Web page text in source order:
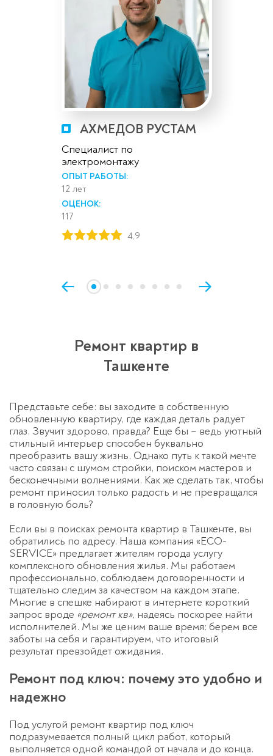
АХМЕДОВ РУСТАМ
Специалист по
электромонтажу
ОПЫТ РАБОТЫ:
12 лет
ОЦЕНОК:
117
4,9
Ремонт квартир в
Ташкенте
Представьте себе: вы заходите в собственную
обновленную квартиру, где каждая деталь радует
глаз. Звучит здорово, правда? Еще бы – ведь уютный
стильный интерьер способен буквально
преобразить вашу жизнь. Однако путь к такой мечте
часто связан с шумом стройки, поиском мастеров и
бесконечными волнениями. Как же сделать так, чтобы
ремонт приносил только радость и не превращался
в головную боль?
Если вы в поисках ремонта квартир в Ташкенте, вы
обратились по адресу. Наша компания «ECO-
SERVICE» предлагает жителям города услугу
комплексного обновления жилья. Мы работаем
профессионально, соблюдаем договоренности и
тщательно следим за качеством на каждом этапе.
Многие в спешке набирают в интернете короткий
запрос вроде «ремонт кв», надеясь поскорее найти
исполнителей. Мы же ценим ваше время: берем все
заботы на себя и гарантируем, что итоговый
результат превзойдет ожидания.
Ремонт под ключ: почему это удобно и
надежно
Под услугой ремонт квартир под ключ
подразумевается полный цикл работ, который
выполняется одной командой от начала и до конца.
Оставьте заявку
перезвоним в течение 3-х минут
течение 3-x минут.